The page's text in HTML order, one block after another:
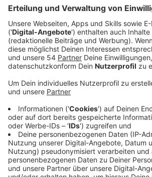
Als wir Martin Rütter erreichen, ist der
gerade noch in der Schweiz
Deutschlands ist Rütter gefragt, wenn
Menschen mit viel Spaß seine
Hundetrainings näher beizubringen.
Anzeige